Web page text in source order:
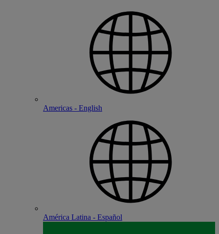
Americas - English
América Latina - Español